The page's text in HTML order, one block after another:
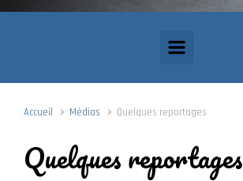
Accueil Médias Quelques reportages
Quelques reportages